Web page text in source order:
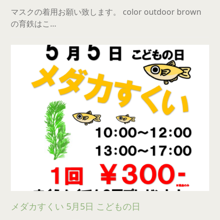
マスクの着用お願い致します。 color outdoor brown
の育鉄はこ…
メダカすくい 5月5日 こどもの日